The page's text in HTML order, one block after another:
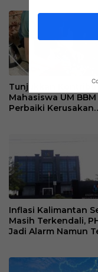
Tunjukkan
Mahasiswa UM BBM
Perbaiki Kerusakan
Inflasi Kalimantan
Masih Terkendali,
Jadi Alarm Namun